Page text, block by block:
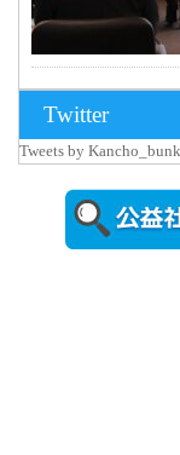
Twitter
Tweets by